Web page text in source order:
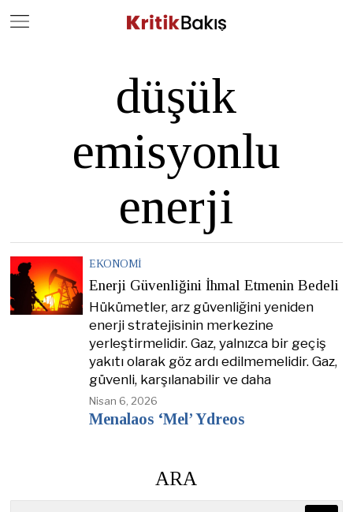
düşük
emisyonlu
enerji
EKONOMI
Enerji Güvenliğini İhmal Etmenin Bedeli
Hükümetler, arz güvenliğini yeniden
enerji stratejisinin merkezine
yerleştirmelidir. Gaz, yalnızca bir geçiş
yakıtı olarak göz ardı edilmemelidir. Gaz,
güvenli, karşılanabilir ve daha
Nisan 6, 2026
Menalaos ‘Mel’ Ydreos
ARA